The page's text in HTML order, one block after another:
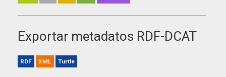
Exportar metadatos RDF-DCAT
RDF XML Turtle